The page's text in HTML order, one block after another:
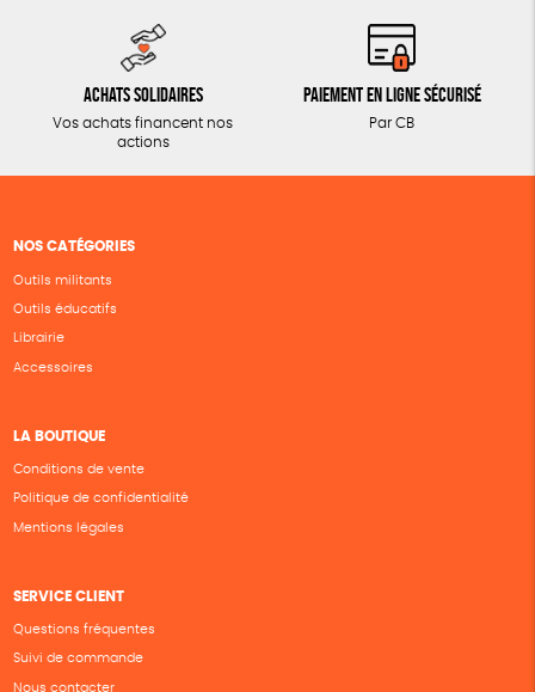
Achats solidaires
Vos achats financent nos
actions
Paiement en ligne sécurisé
Par CB
NOS CATÉGORIES
Outils militants
Outils éducatifs
Librairie
Accessoires
LA BOUTIQUE
Conditions de vente
Politique de confidentialité
Mentions légales
SERVICE CLIENT
Questions fréquentes
Suivi de commande
Nous contacter